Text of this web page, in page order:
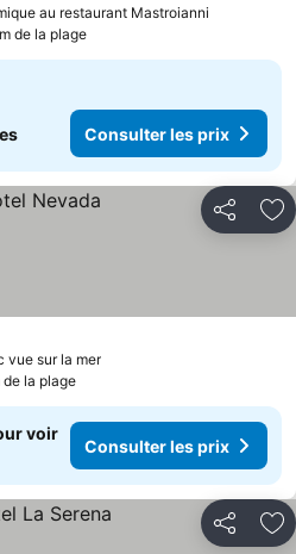
au restaurant Mastroianni
de la plage
Consulter les prix
Partager
vue sur la mer
la plage
voir
Consulter les prix
Partager